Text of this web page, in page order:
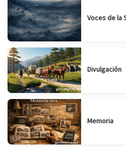
Voces de la
Divulgación
Memoria